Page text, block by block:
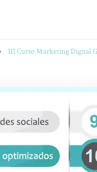
III Curso Marketing Digital